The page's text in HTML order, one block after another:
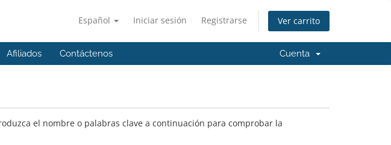
Español Iniciar sesión Registrarse Ver carrito
Afiliados Contáctenos Cuenta
el nombre o palabras clave a continuación para comprobar la